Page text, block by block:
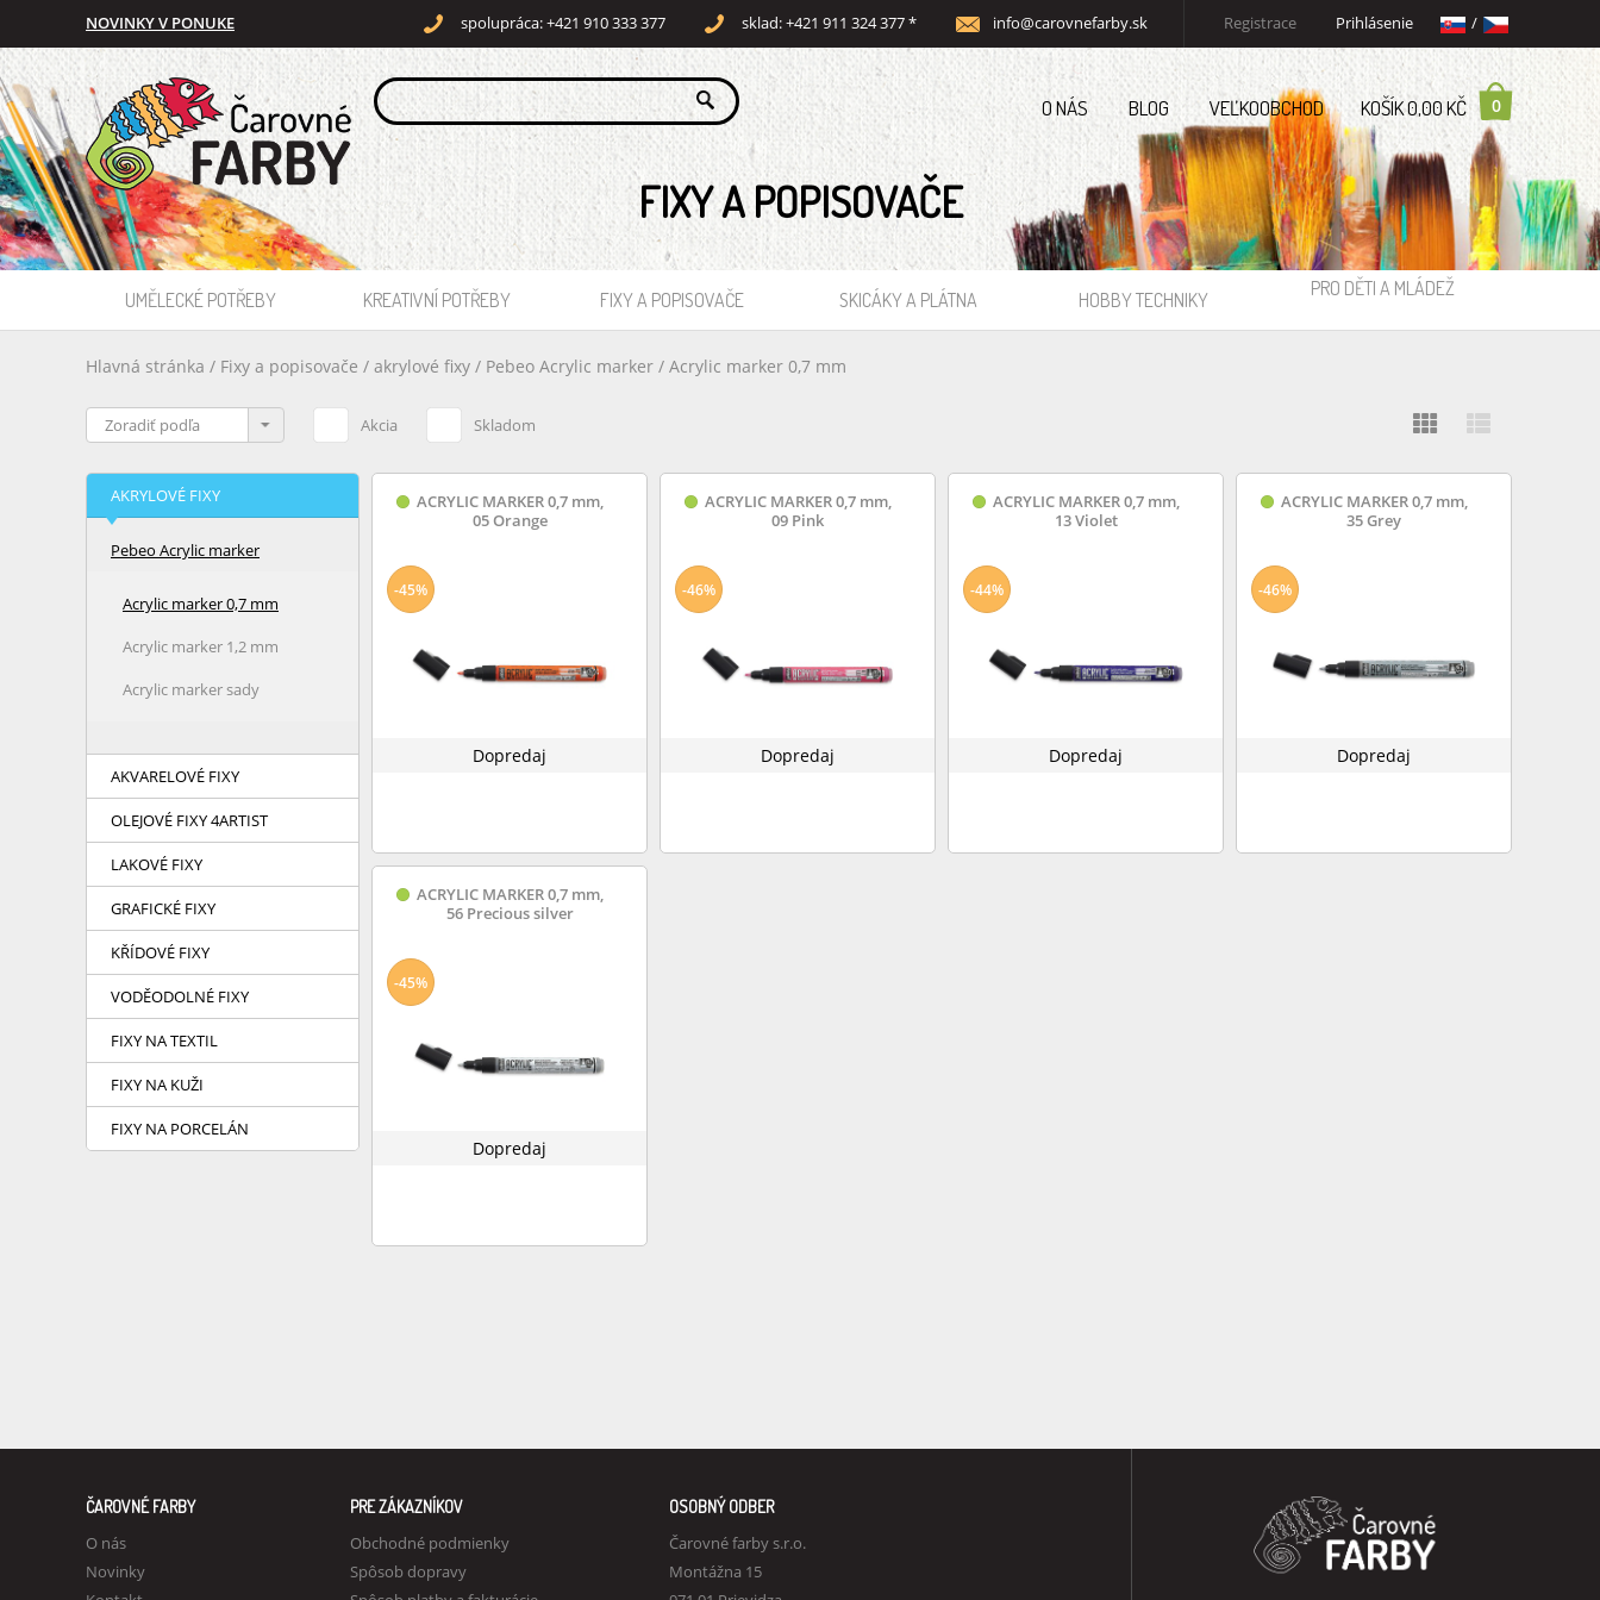
NOVINKY V PONUKE spolupráca: +421 910 333 377 sklad: +421 911 324 377 * info@carovnefarby.sk Registrace Prihlásenie /
KOŠÍK 0,00 KČ 0
O NÁS BLOG VEĽKOOBCHOD
FIXY A POPISOVAČE
UMĚLECKÉ POTŘEBY KREATIVNÍ POTŘEBY FIXY A POPISOVAČE SKICÁKY A PLÁTNA HOBBY TECHNIKY PRO DĚTI A MLÁDEŽ
Hlavná stránka / Fixy a popisovače / akrylové fixy / Pebeo Acrylic marker / Acrylic marker 0,7 mm
Akcia Skladom
AKRYLOVÉ FIXY
Pebeo Acrylic marker
Acrylic marker 0,7 mm
Acrylic marker 1,2 mm
Acrylic marker sady
AKVARELOVÉ FIXY
OLEJOVÉ FIXY 4ARTIST
LAKOVÉ FIXY
GRAFICKÉ FIXY
KŘÍDOVÉ FIXY
VODĚODOLNÉ FIXY
FIXY NA TEXTIL
FIXY NA KUŽI
FIXY NA PORCELÁN
ACRYLIC MARKER 0,7 mm,
05 Orange
Dopredaj
-45%
ACRYLIC MARKER 0,7 mm,
09 Pink
Dopredaj
-46%
ACRYLIC MARKER 0,7 mm,
13 Violet
Dopredaj
-44%
ACRYLIC MARKER 0,7 mm,
35 Grey
Dopredaj
-46%
ACRYLIC MARKER 0,7 mm,
56 Precious silver
Dopredaj
-45%
ČAROVNÉ FARBY
O nás
Novinky
PRE ZÁKAZNÍKOV
Obchodné podmienky
Spôsob dopravy
OSOBNÝ ODBER
Čarovné farby s.r.o.
Montážna 15